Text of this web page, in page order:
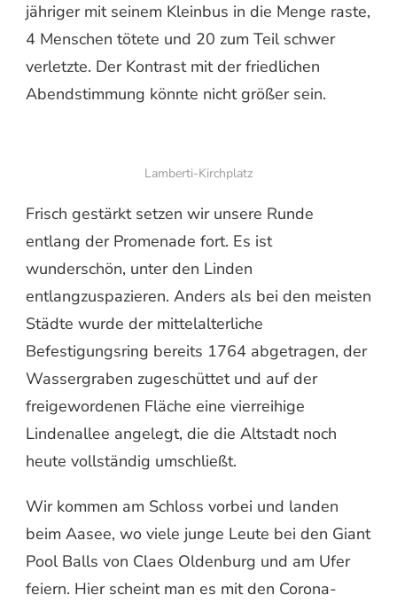
jähriger mit seinem Kleinbus in die Menge raste,
4 Menschen tötete und 20 zum Teil schwer
verletzte. Der Kontrast mit der friedlichen
Abendstimmung könnte nicht größer sein.
Lamberti-Kirchplatz
Frisch gestärkt setzen wir unsere Runde
entlang der Promenade fort. Es ist
wunderschön, unter den Linden
entlangzuspazieren. Anders als bei den meisten
Städte wurde der mittelalterliche
Befestigungsring bereits 1764 abgetragen, der
Wassergraben zugeschüttet und auf der
freigewordenen Fläche eine vierreihige
Lindenallee angelegt, die die Altstadt noch
heute vollständig umschließt.
Wir kommen am Schloss vorbei und landen
beim Aasee, wo viele junge Leute bei den Giant
Pool Balls von Claes Oldenburg und am Ufer
feiern. Hier scheint man es mit den Corona-